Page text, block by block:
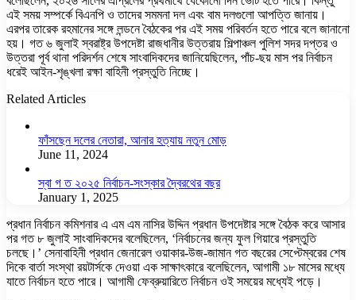
এই সময় সম্পর্কে বিএনপি ও তাদের সমমনা দল এবং বাম দলগুলো আপত্তি জানায়।
এরপর তারেক রহমানের সঙ্গে লন্ডনে বৈঠকের পর এই সময় পরিবর্তন হতে পারে বলে জানানো
হয়। গত ৬ জুলাই স্বরাষ্ট্র উপদেষ্টা রাজধানীর উত্তরায় শিল্পাঞ্চল পুলিশ সদর দপ্তর ও
উত্তরা পূর্ব থানা পরিদর্শন শেষে সাংবাদিকদের জানিয়েছিলেন, পাঁচ-ছয় মাস পর নির্বাচন
ধরেই আইন-শৃঙ্খলা রক্ষা বাহিনী প্রস্তুতি নিচ্ছে।
Related Articles
ফাঁসছেন দলের নেতারা, আনার হত্যায় নতুন মোড়
June 11, 2024
স্বা গ ত ২০২৫ নির্বাচন-সংস্কার দ্বৈরথের বছর
January 1, 2025
প্রধান নির্বাচন কমিশনার এ এম এম নাসির উদ্দিন প্রধান উপদেষ্টার সঙ্গে বৈঠক করে আসার
পর গত ৮ জুলাই সাংবাদিকদের বলেছিলেন, ‘নির্বাচনের জন্য ফুল গিয়ারে প্রস্তুতি
চলছে।’ সেনাবাহিনী প্রধান জেনারেল ওয়াকার-উজ-জামান গত বছরের সেপ্টেম্বরের শেষ
দিকে বার্তা সংস্থা রয়টার্সকে দেওয়া এক সাক্ষাৎকারে বলেছিলেন, আগামী ১৮ মাসের মধ্যে
যাতে নির্বাচন হতে পারে। আগামী ফেব্রুয়ারিতে নির্বাচন ওই সময়ের মধ্যেই পড়ে।